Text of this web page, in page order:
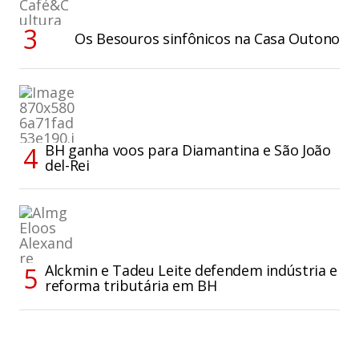
Os Besouros sinfônicos na Casa Outono
BH ganha voos para Diamantina e São João
del-Rei
Alckmin e Tadeu Leite defendem indústria e
reforma tributária em BH